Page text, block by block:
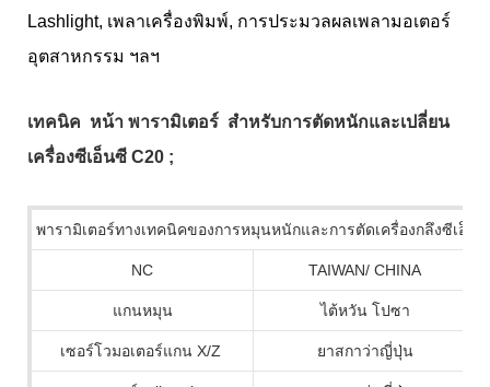
Lashlight, เพลาเครื่องพิมพ์, การประมวลผลเพลามอเตอร์
อุตสาหกรรม ฯลฯ
เทคนิค หน้า พารามิเตอร์ สำหรับการตัดหนักและเปลี่ยน
เครื่องซีเอ็นซี C20 ;
พารามิเตอร์ทางเทคนิคของการหมุนหนักและการตัดเครื่องกลึงซีเอ็น
NC TAIWAN/ CHINA
แกนหมุน ไต้หวัน โปซา
เซอร์โวมอเตอร์แกน X/Z ยาสกาว่าญี่ปุ่น